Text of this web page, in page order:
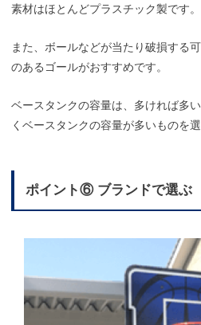
素材はほとんどプラスチック製です。
また、ボールなどが当たり破損する
のあるゴールがおすすめです。
ベースタンクの容量は、多ければ多
くベースタンクの容量が多いものを選
ポイント⑥ ブランドで選ぶ